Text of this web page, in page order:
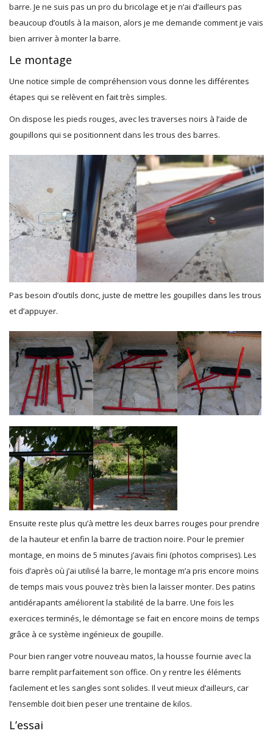
barre. Je ne suis pas un pro du bricolage et je n’ai d’ailleurs pas
beaucoup d’outils à la maison, alors je me demande comment je vais
bien arriver à monter la barre.
Le montage
Une notice simple de compréhension vous donne les différentes
étapes qui se relèvent en fait très simples.
On dispose les pieds rouges, avec les traverses noirs à l’aide de
goupillons qui se positionnent dans les trous des barres.
Pas besoin d’outils donc, juste de mettre les goupilles dans les trous
et d’appuyer.
Ensuite reste plus qu’à mettre les deux barres rouges pour prendre
de la hauteur et enfin la barre de traction noire. Pour le premier
montage, en moins de 5 minutes j’avais fini (photos comprises). Les
fois d’après où j’ai utilisé la barre, le montage m’a pris encore moins
de temps mais vous pouvez très bien la laisser monter. Des patins
antidérapants améliorent la stabilité de la barre. Une fois les
exercices terminés, le démontage se fait en encore moins de temps
grâce à ce système ingénieux de goupille.
Pour bien ranger votre nouveau matos, la housse fournie avec la
barre remplit parfaitement son office. On y rentre les éléments
facilement et les sangles sont solides. Il veut mieux d’ailleurs, car
l’ensemble doit bien peser une trentaine de kilos.
L’essai